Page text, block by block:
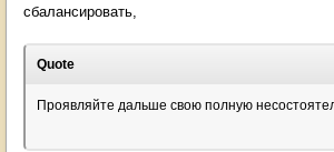
сбалансировать,
Quote
Проявляйте дальше свою полную